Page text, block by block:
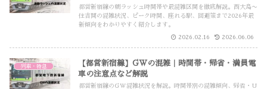
都営新宿線の朝ラッシュ時間帯や最混雑区間を徹底解説。西大島〜
住吉間の混雑状況、ピーク時間、座れる駅、回避策まで2026年最
新傾向をわかりやすく紹介します。
2026.02.16 2026.06.06
列車・特急
【都営新宿線】GWの混雑｜時間帯・帰省・満員電
車の注意点など解説
都営新宿線のGW混雑状況を解説。時間帯別の混雑傾向、帰省・U